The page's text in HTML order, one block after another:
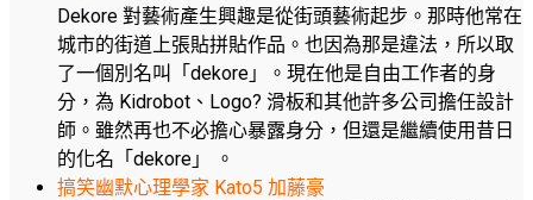
Dekore 對藝術產生興趣是從街頭藝術起步。那時他常在
城市的街道上張貼拼貼作品。也因為那是違法，所以取
了一個別名叫「dekore」。現在他是自由工作者的身
分，為 Kidrobot、Logo? 滑板和其他許多公司擔任設計
師。雖然再也不必擔心暴露身分，但還是繼續使用昔日
的化名「dekore」 。
搞笑幽默心理學家 Kato5 加藤豪